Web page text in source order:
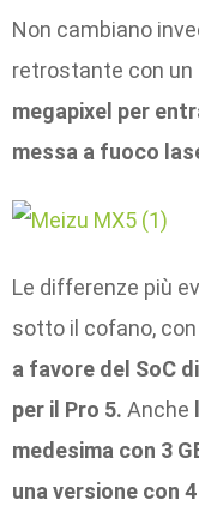
Non cambiano
retrostante con un
megapixel per
messa a fuoco
Le differenze più
sotto il cofano, con
a favore del SoC
per il Pro 5. Anche
medesima con 3
una versione con